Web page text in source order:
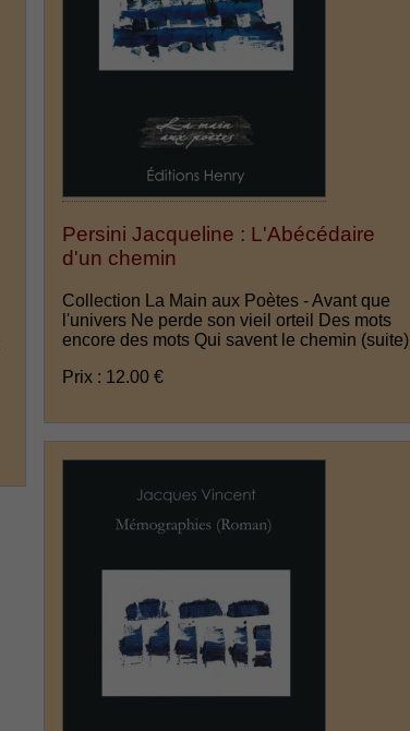
Persini Jacqueline : L'Abécédaire
d'un chemin
Collection La Main aux Poètes - Avant que
l'univers Ne perde son vieil orteil Des mots
encore des mots Qui savent le chemin (suite)
Prix : 12.00 €